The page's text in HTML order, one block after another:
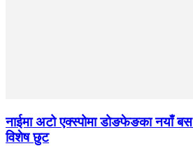
नाईमा अटो एक्स्पोमा डोङफेङका नयाँ
विशेष छुट